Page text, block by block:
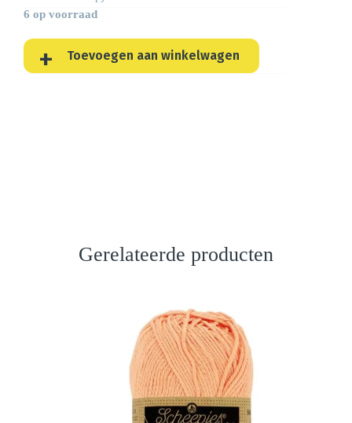
6 op voorraad
Toevoegen aan winkelwagen
Gerelateerde producten